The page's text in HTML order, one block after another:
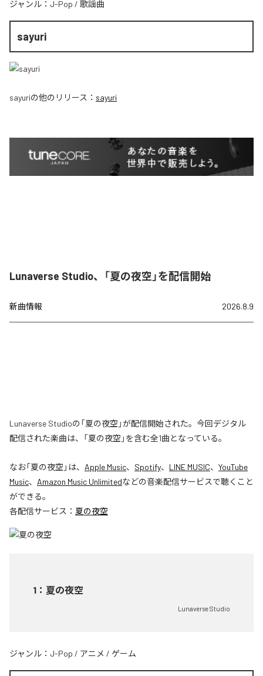
ジャンル： J-Pop / 歌謡曲
sayuri
sayuriの他のリリース： sayuri
Lunaverse Studio、「夏の夜空」を配信開始
新曲情報 2026.8.9
Lunaverse Studioの「夏の夜空」が配信開始された。今回デジタル
配信された楽曲は、「夏の夜空」を含む全1曲となっている。
なお「夏の夜空 」は、 Apple Music、 Spotify、 LINE MUSIC、 YouTube
Music、 Amazon Music Unlimitedなどの音楽配信サービスで聴くこと
ができる。
各配信サービス： 夏の夜空
1 ： 夏の夜空
Lunaverse Studio
ジャンル： J-Pop / アニメ / ゲーム